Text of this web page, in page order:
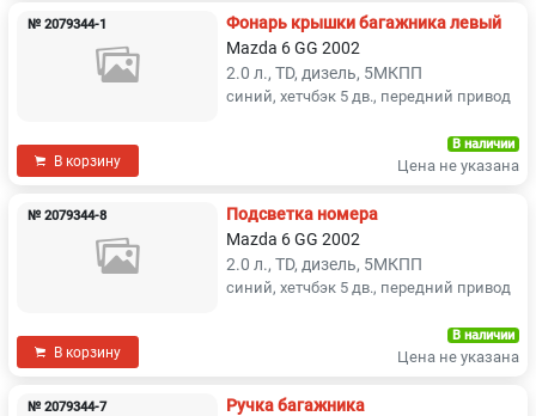
№ 2079344-1
Фонарь крышки багажника левый
Mazda 6 GG 2002
2.0 л., TD, дизель, 5МКПП
синий, хетчбэк 5 дв., передний привод
В корзину
В наличии
Цена не указана
№ 2079344-8
Подсветка номера
Mazda 6 GG 2002
2.0 л., TD, дизель, 5МКПП
синий, хетчбэк 5 дв., передний привод
В корзину
В наличии
Цена не указана
№ 2079344-7
Ручка багажника